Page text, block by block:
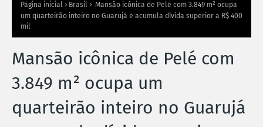
Página inicial Brasil
Mansão icônica de Pelé com 3.849 m² ocupa
um quarteirão inteiro no Guarujá e acumula dívida superior a R$ 400
mil
Mansão icônica de Pelé com
3.849 m² ocupa um
quarteirão inteiro no Guarujá